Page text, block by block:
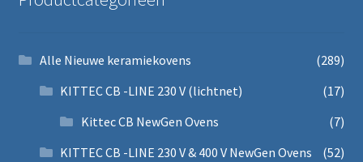
Alle Nieuwe keramiekovens
(289)
KITTEC CB -LINE 230 V (lichtnet)
(17)
Kittec CB NewGen Ovens
(7)
KITTEC CB -LINE 230 V & 400 V NewGen Ovens
(52)